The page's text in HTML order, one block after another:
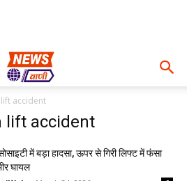
accident
lift accident
में बड़ा हादसा, ऊपर से गिरी लिफ्ट में फंसा
घायल